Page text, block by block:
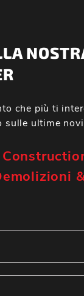
che più ti
sulle ultime